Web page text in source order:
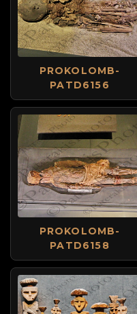
PROKOLOMB-
PATD6156
PROKOLOMB-
PATD6158